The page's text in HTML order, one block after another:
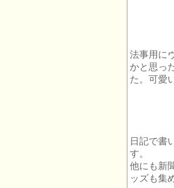
法事用に
かと思っ
た。可愛
日記で書
す。
他にも新
ッズも集